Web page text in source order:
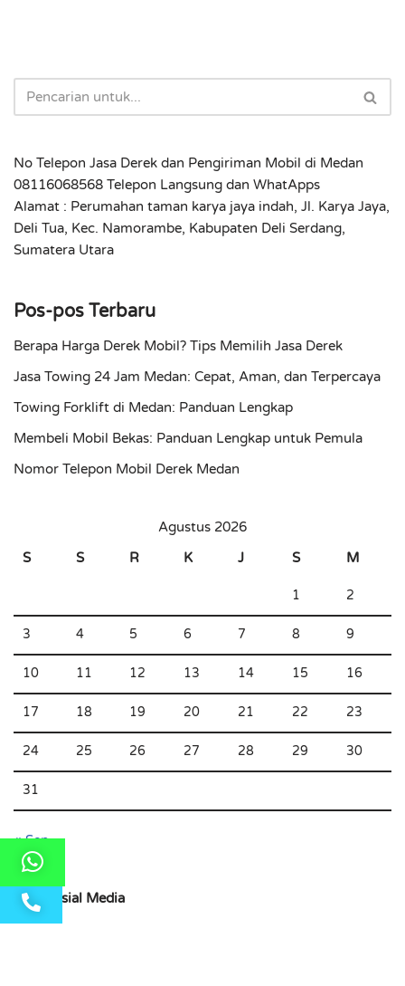
No Telepon Jasa Derek dan Pengiriman Mobil di Medan
08116068568 Telepon Langsung dan WhatApps
Alamat : Perumahan taman karya jaya indah, Jl. Karya Jaya,
Deli Tua, Kec. Namorambe, Kabupaten Deli Serdang,
Sumatera Utara
Pos-pos Terbaru
Berapa Harga Derek Mobil? Tips Memilih Jasa Derek
Jasa Towing 24 Jam Medan: Cepat, Aman, dan Terpercaya
Towing Forklift di Medan: Panduan Lengkap
Membeli Mobil Bekas: Panduan Lengkap untuk Pemula
Nomor Telepon Mobil Derek Medan
Agustus 2026
S
S R K J S M
1 2
3 4 5 6 7 8 9
10 11 12 13 14 15 16
17 18 19 20 21 22 23
24 25 26 27 28 29 30
31
« Sep
Ikuti Sosial Media